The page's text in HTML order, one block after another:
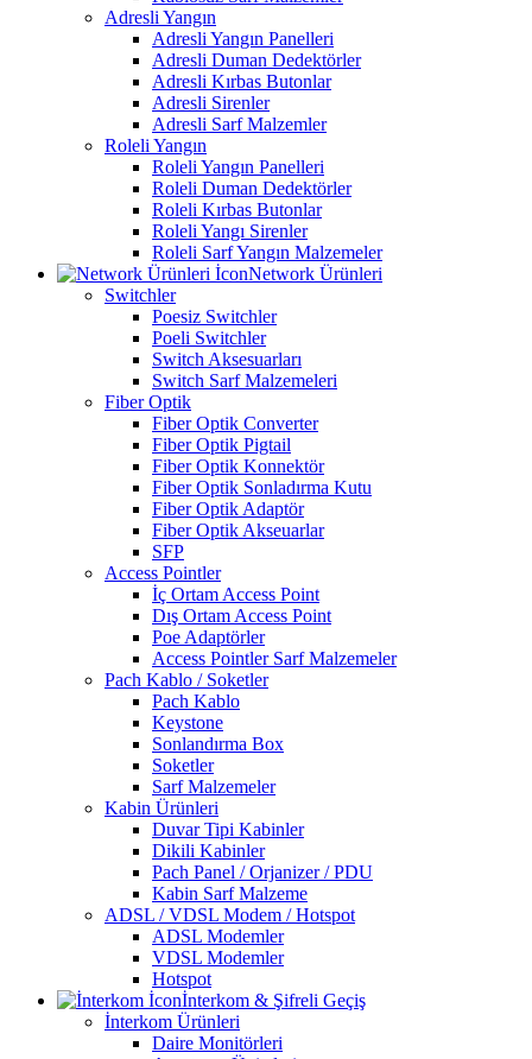
Adresli Yangın
Adresli Yangın Panelleri
Adresli Duman Dedektörler
Adresli Kırbas Butonlar
Adresli Sirenler
Adresli Sarf Malzemler
Roleli Yangın
Roleli Yangın Panelleri
Roleli Duman Dedektörler
Roleli Kırbas Butonlar
Roleli Yangı Sirenler
Roleli Sarf Yangın Malzemeler
Network Ürünleri
Switchler
Poesiz Switchler
Poeli Switchler
Switch Aksesuarları
Switch Sarf Malzemeleri
Fiber Optik
Fiber Optik Converter
Fiber Optik Pigtail
Fiber Optik Konnektör
Fiber Optik Sonladırma Kutu
Fiber Optik Adaptör
Fiber Optik Akseuarlar
SFP
Access Pointler
İç Ortam Access Point
Dış Ortam Access Point
Poe Adaptörler
Access Pointler Sarf Malzemeler
Pach Kablo / Soketler
Pach Kablo
Keystone
Sonlandırma Box
Soketler
Sarf Malzemeler
Kabin Ürünleri
Duvar Tipi Kabinler
Dikili Kabinler
Pach Panel / Orjanizer / PDU
Kabin Sarf Malzeme
ADSL / VDSL Modem / Hotspot
ADSL Modemler
VDSL Modemler
Hotspot
İnterkom & Şifreli Geçiş
İnterkom Ürünleri
Daire Monitörleri